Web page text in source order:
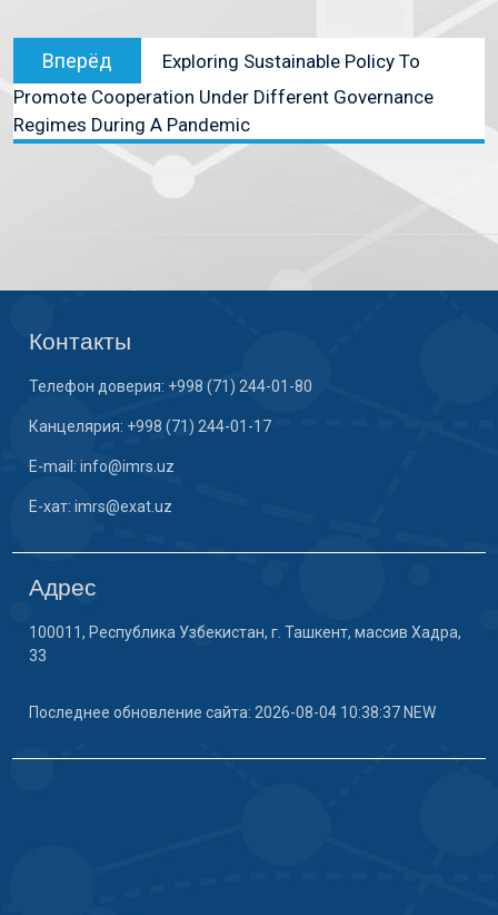
Вперёд
Exploring Sustainable Policy To
Promote Cooperation Under Different Governance
Regimes During A Pandemic
Контакты
Телефон доверия: +998 (71) 244-01-80
Канцелярия: +998 (71) 244-01-17
E-mail: info@imrs.uz
E-хат: imrs@exat.uz
Адрес
100011, Республика Узбекистан, г. Ташкент, массив Хадра,
33
Последнее обновление сайта: 2026-08-04 10:38:37 NEW